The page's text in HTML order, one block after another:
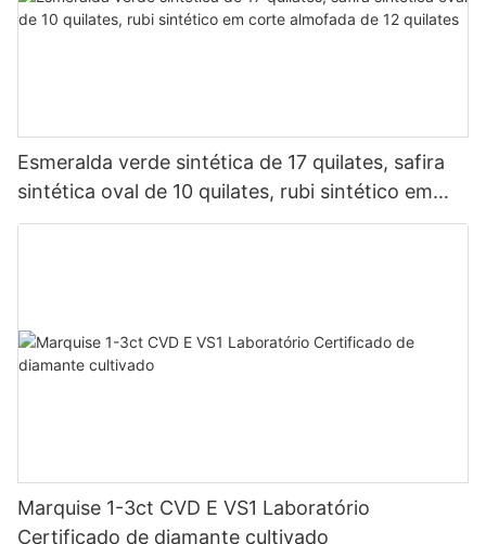
Esmeralda verde sintética de 17 quilates, safira
sintética oval de 10 quilates, rubi sintético em
corte almofada de 12 quilates
Marquise 1-3ct CVD E VS1 Laboratório
Certificado de diamante cultivado